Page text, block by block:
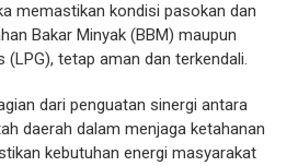
memastikan kondisi pasokan dan
Bakar Minyak (BBM) maupun
(LPG), tetap aman dan terkendali.
dari penguatan sinergi antara
daerah dalam menjaga ketahanan
kebutuhan energi masyarakat